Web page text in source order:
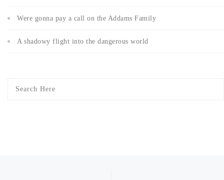
Were gonna pay a call on the Addams Family
A shadowy flight into the dangerous world